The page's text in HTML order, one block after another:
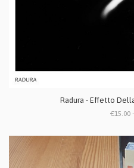
Radura - Effetto
€15.00